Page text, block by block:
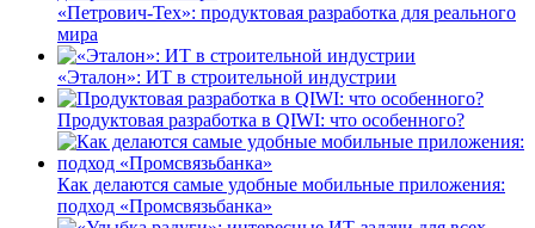
«Петрович-Тех»: продуктовая разработка для реального
мира
«Эталон»: ИТ в строительной индустрии
Продуктовая разработка в QIWI: что особенного?
Как делаются самые удобные мобильные приложения:
подход «Промсвязьбанка»